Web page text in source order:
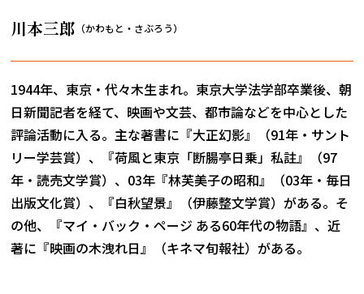
川本三郎 （かわもと・さぶろう）
1944年、東京・代々木生まれ。東京大学法学部卒業後、朝
日新聞記者を経て、映画や文芸、都市論などを中心とした
評論活動に入る。主な著書に『大正幻影』（91年・サント
リー学芸賞）、『荷風と東京「断腸亭日乗」私註』（97
年・読売文学賞）、03年『林芙美子の昭和』（03年・毎日
出版文化賞）、『白秋望景』（伊藤整文学賞）がある。そ
の他、『マイ・バック・ページ ある60年代の物語』、近
著に『映画の木洩れ日』（キネマ旬報社）がある。